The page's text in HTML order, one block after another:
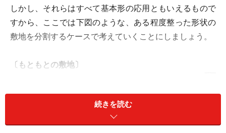
しかし、それらはすべて基本形の応用ともいえるもので
すから、ここでは下図のような、ある程度整った形状の
敷地を分割するケースで考えていくことにしましょう。
〔もともとの敷地〕
続きを読む